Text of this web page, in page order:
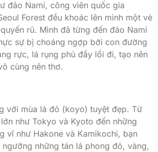
đảo Nami, công viên quốc gia
Forest đều khoác lên mình một vẻ
rũ. Mình đã từng đến đảo Nami
sự bị choáng ngợp bởi con đường
rực, lá rụng phủ đầy lối đi, tạo nên
cùng nên thơ.
với mùa lá đỏ (koyo) tuyệt đẹp. Từ
như Tokyo và Kyoto đến những
vĩ như Hakone và Kamikochi, bạn
những tán lá phong đỏ, vàng,